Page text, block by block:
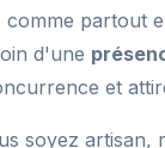
comme partout
d'une
et
soyez artisan,